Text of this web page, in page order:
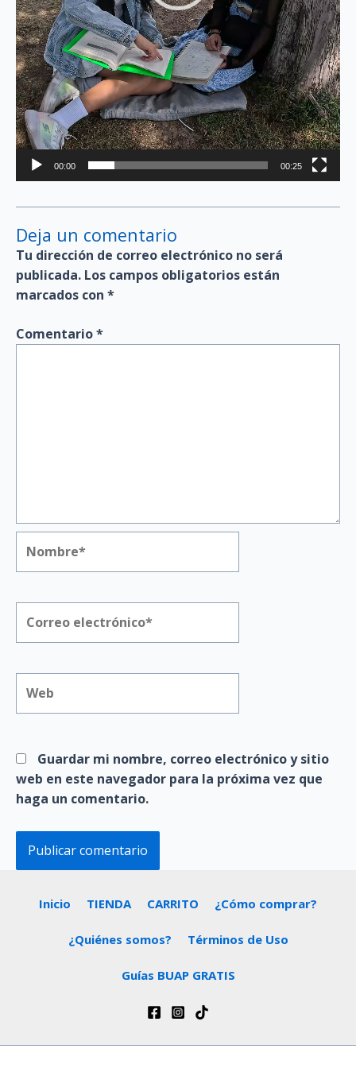
00:00 00:25
Deja un comentario
Tu dirección de correo electrónico no será
publicada. Los campos obligatorios están
marcados con *
Comentario*
electrónico*
Guardar mi nombre, correo electrónico y sitio
web en este navegador para la próxima vez que
haga un comentario.
Inicio TIENDA CARRITO ¿Cómo comprar?
¿Quiénes somos? Términos de Uso
Guías BUAP GRATIS